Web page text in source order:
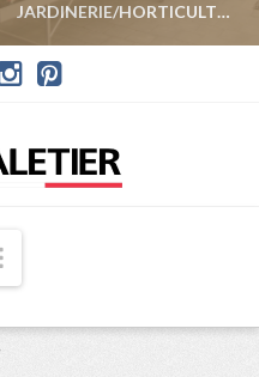
JARDINERIE/HORTICULTURE
Navigation